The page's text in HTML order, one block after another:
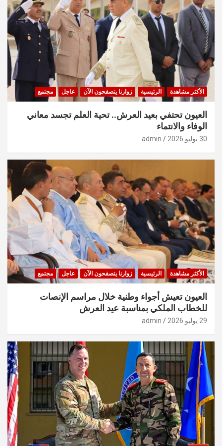
الأكثر مشاهدة الرئيسية زوارنا يتصفحون الآن عاجل مجتمع
العيون تحتفي بعيد العرش.. تحية العلم تجسد معاني
الوفاء والانتماء
30 يوليو 2026 admin
الأكثر مشاهدة الرئيسية زوارنا يتصفحون الآن عاجل مجتمع
العيون تعيش أجواء وطنية خلال مراسم الإنصات
للخطاب الملكي بمناسبة عيد العرش
29 يوليو 2026 admin